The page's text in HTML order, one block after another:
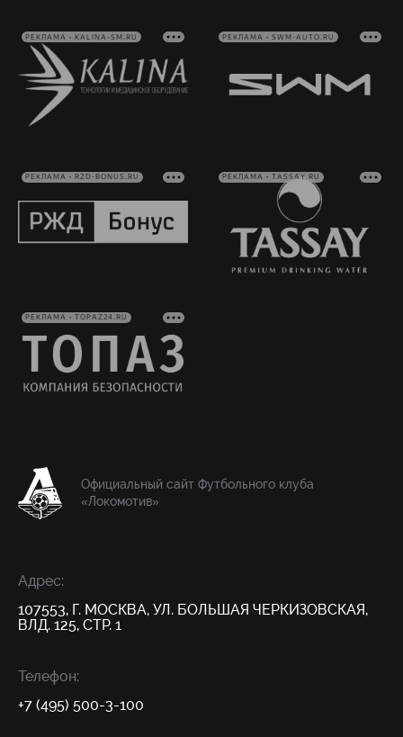
РЕКЛАМА • KALINA-SM.RU РЕКЛАМА • SWM-AUTO.RU
РЕКЛАМА • RZD-BONUS.RU РЕКЛАМА • TASSAY.RU
РЕКЛАМА • TOPAZ24.RU
Официальный сайт Футбольного клуба
«Локомотив»
Адрес:
107553, Г. МОСКВА, УЛ. БОЛЬШАЯ ЧЕРКИЗОВСКАЯ,
ВЛД. 125, СТР. 1
Телефон:
+7 (495) 500-3-100